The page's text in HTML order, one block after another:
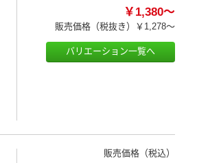
￥1,380～
販売価格（税抜き） ￥1,278～
バリエーション一覧へ
販売価格（税込）